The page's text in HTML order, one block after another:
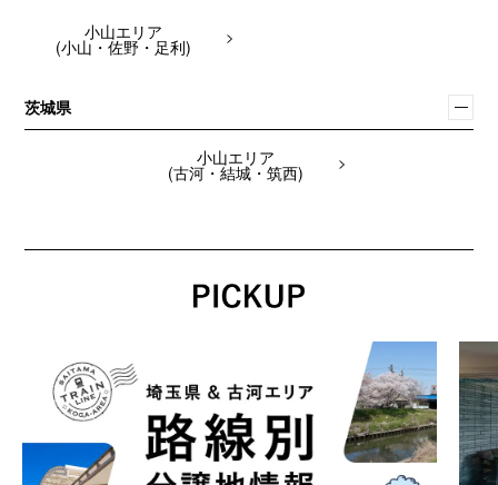
小山エリア
(小山・佐野・足利)
茨城県
小山エリア
(古河・結城・筑西)